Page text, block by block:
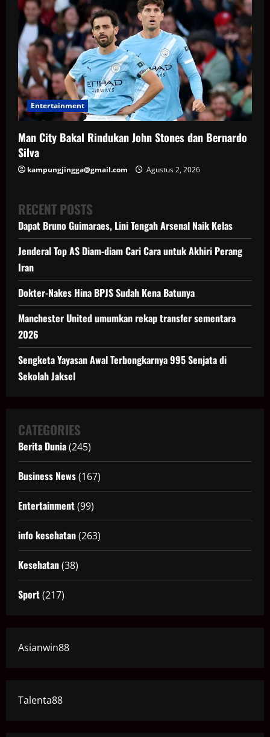
Entertainment
Man City Bakal Rindukan John Stones dan Bernardo
Silva
kampungjingga@gmail.com Agustus 2, 2026
RECENT POSTS
Dapat Bruno Guimaraes, Lini Tengah Arsenal Naik Kelas
Jenderal Top AS Diam-diam Cari Cara untuk Akhiri Perang
Iran
Dokter-Nakes Hina BPJS Sudah Kena Batunya
Manchester United umumkan rekap transfer sementara
2026
Sengketa Yayasan Awal Terbongkarnya 995 Senjata di
Sekolah Jaksel
CATEGORIES
Berita Dunia(245)
Business News(167)
Entertainment(99)
info kesehatan(263)
Kesehatan(38)
Sport(217)
Asianwin88
Talenta88